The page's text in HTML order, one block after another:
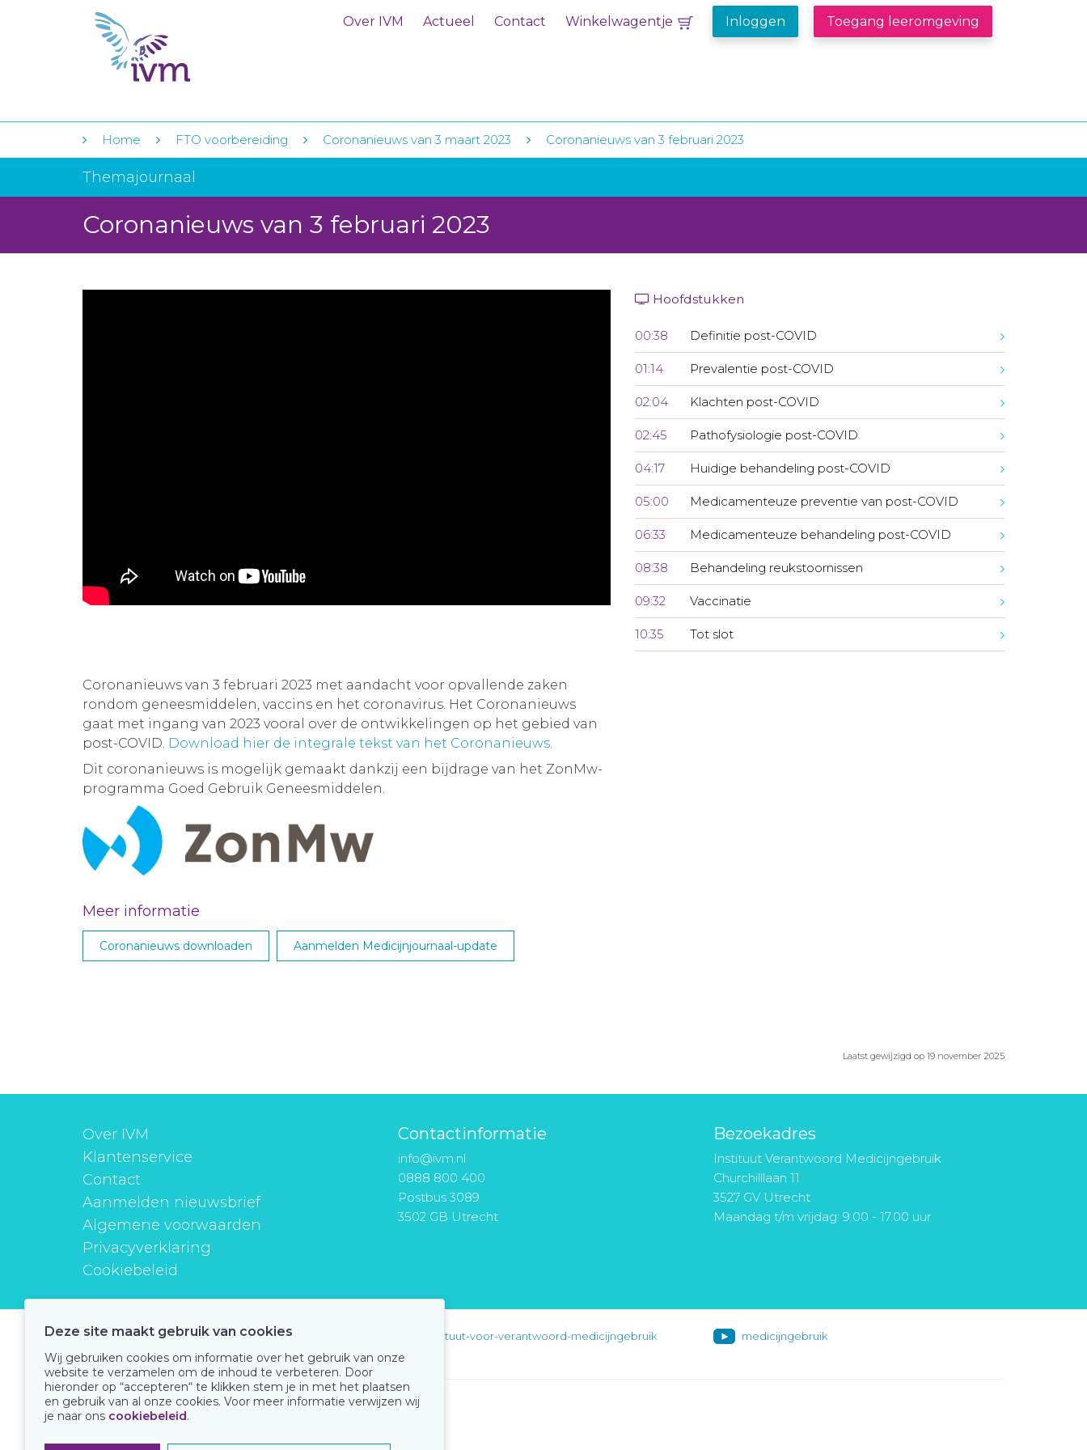
Over IVM Actueel Contact Winkelwagentje Inloggen Toegang leeromgeving
Home FTO voorbereiding Coronanieuws van 3 maart 2023 Coronanieuws van 3 februari 2023
Themajournaal
Coronanieuws van 3 februari 2023
Hoofdstukken
00:38 Definitie post-COVID
01:14 Prevalentie post-COVID
02:04 Klachten post-COVID
02:45 Pathofysiologie post-COVID
04:17 Huidige behandeling post-COVID
05:00 Medicamenteuze preventie van post-COVID
06:33 Medicamenteuze behandeling post-COVID
08:38 Behandeling reukstoornissen
09:32 Vaccinatie
10:35 Tot slot
Coronanieuws van 3 februari 2023 met aandacht voor opvallende zaken
rondom geneesmiddelen, vaccins en het coronavirus. Het Coronanieuws
gaat met ingang van 2023 vooral over de ontwikkelingen op het gebied van
post-COVID. Download hier de integrale tekst van het Coronanieuws.
Dit coronanieuws is mogelijk gemaakt dankzij een bijdrage van het ZonMw-
programma Goed Gebruik Geneesmiddelen.
Meer informatie
Coronanieuws downloaden Aanmelden Medicijnjournaal-update
Laatst gewijzigd op 19 november 2025
Over IVM
Klantenservice
Contact
Aanmelden nieuwsbrief
Algemene voorwaarden
Privacyverklaring
Cookiebeleid
Contactinformatie
info@ivm.nl
0888 800 400
Postbus 3089
3502 GB Utrecht
Bezoekadres
Instituut Verantwoord Medicijngebruik
Churchilllaan 11
3527 GV Utrecht
Maandag t/m vrijdag: 9.00 - 17.00 uur
instituutverantwoordmedicijngebruik instituut-voor-verantwoord-medicijngebruik medicijngebruik
Onze keurmerken
Deze site maakt gebruik van cookies
Wij gebruiken cookies om informatie over het gebruik van onze
website te verzamelen om de inhoud te verbeteren. Door
hieronder op “accepteren“ te klikken stem je in met het plaatsen
en gebruik van al onze cookies. Voor meer informatie verwijzen wij
je naar ons cookiebeleid.